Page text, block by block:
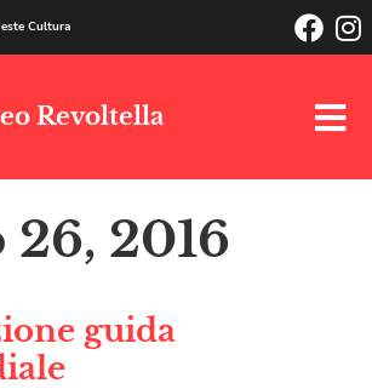
Cultura
Revoltella
2016
guida